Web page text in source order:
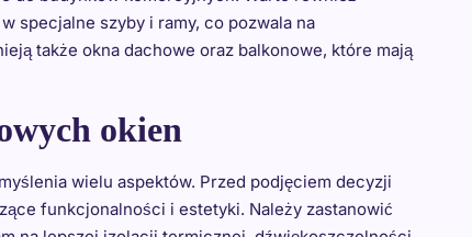
specjalne szyby i ramy, co pozwala na
także okna dachowe oraz balkonowe, które mają
okien
wielu aspektów. Przed podjęciem decyzji
funkcjonalności i estetyki. Należy zastanowić